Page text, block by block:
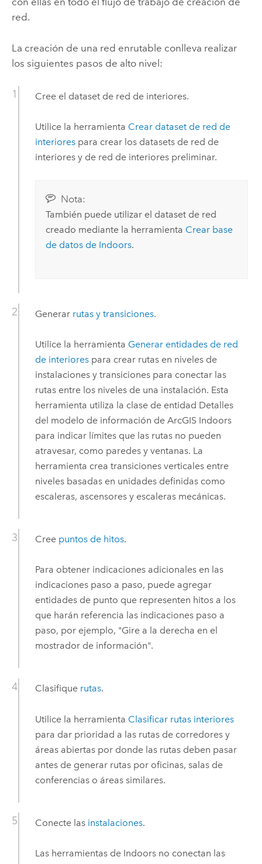
red.
La creación de una red enrutable conlleva realizar
los siguientes pasos de alto nivel:
Cree el dataset de red de interiores.
Utilice la herramienta Crear dataset de red de
interiorespara crear los datasets de red de
interiores y de red de interiores preliminar.
Nota:
También puede utilizar el dataset de red
creado mediante la herramienta Crear base
de datos de Indoors.
Generar rutas y transiciones.
Utilice la herramienta Generar entidades de red
de interiorespara crear rutas en niveles de
instalaciones y transiciones para conectar las
rutas entre los niveles de una instalación. Esta
herramienta utiliza la clase de entidad Detalles
del modelo de información de ArcGIS Indoors
para indicar límites que las rutas no pueden
atravesar, como paredes y ventanas. La
herramienta crea transiciones verticales entre
niveles basadas en unidades definidas como
escaleras, ascensores y escaleras mecánicas.
Cree puntos de hitos.
Para obtener indicaciones adicionales en las
indicaciones paso a paso, puede agregar
entidades de punto que representen hitos a los
que harán referencia las indicaciones paso a
paso, por ejemplo, "Gire a la derecha en el
mostrador de información".
Clasifique rutas.
Utilice la herramienta Clasificar rutas interiores
para dar prioridad a las rutas de corredores y
áreas abiertas por donde las rutas deben pasar
antes de generar rutas por oficinas, salas de
conferencias o áreas similares.
Conecte las instalaciones.
Las herramientas de Indoorsno conectan las